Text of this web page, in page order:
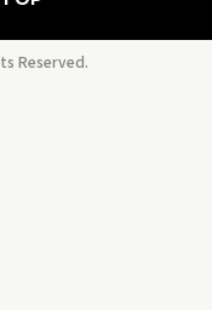
Reserved.